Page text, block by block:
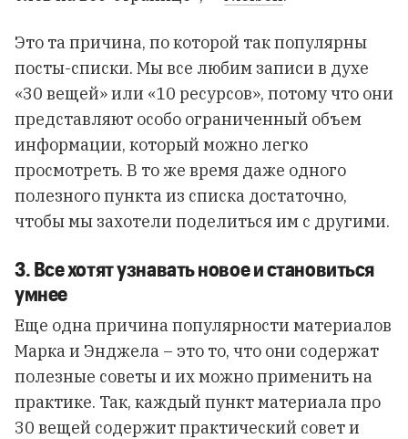
Это та причина, по которой так популярны
посты-списки. Мы все любим записи в духе
«30 вещей» или «10 ресурсов», потому что они
представляют особо ограниченный объем
информации, который можно легко
просмотреть. В то же время даже одного
полезного пункта из списка достаточно,
чтобы мы захотели поделиться им с другими.
3. Все хотят узнавать новое и становиться
умнее
Еще одна причина популярности материалов
Марка и Энджела – это то, что они содержат
полезные советы и их можно применить на
практике. Так, каждый пункт материала про
30 вещей содержит практический совет и